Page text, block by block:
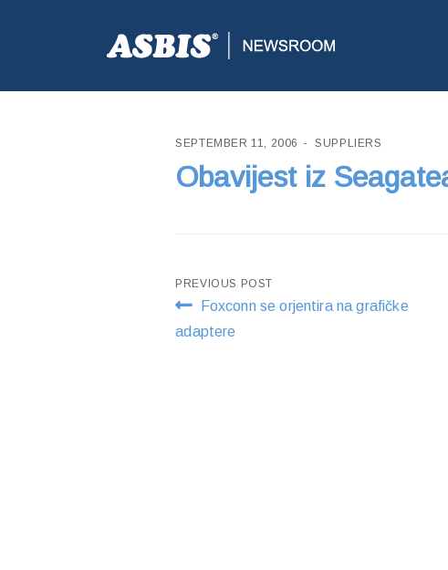
ASBIS CROATIA>SUPPLIERS> OBAVIJEST IZ SEAGATEA
SEPTEMBER 11, 2006 SUPPLIERS
Obavijest iz
Post
navigation
PREVIOUS POST
Foxconn se orjentira na grafičke
adaptere